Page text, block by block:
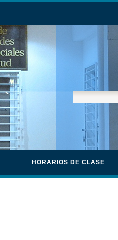
HORARIOS DE CLASE